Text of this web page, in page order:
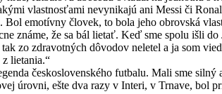
vlastnosťami nevynikajú ani Messi či
Bol emotívny človek, to bola jeho obrovská
známe, že sa bál lietať. Keď sme spolu išli
zo zdravotných dôvodov neletel a ja som
lietania.“
československého futbalu. Mali sme
úrovni, ešte dva razy v Interi, v Trnave, bol